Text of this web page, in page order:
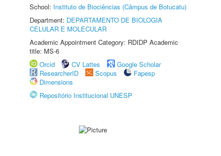
School: Instituto de Biociências (Câmpus de Botucatu)
Department: DEPARTAMENTO DE BIOLOGIA
CELULAR E MOLECULAR
Academic Appointment Category: RDIDP Academic
title: MS-6
Orcid
CV Lattes
Google Scholar
ResearcherID
Scopus
Fapesp
Dimensions
Repositório Institucional UNESP